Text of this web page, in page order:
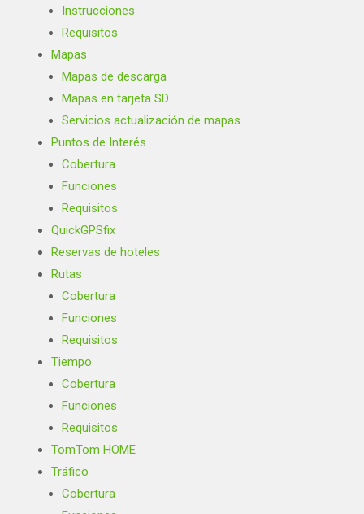
Instrucciones
Requisitos
Mapas
Mapas de descarga
Mapas en tarjeta SD
Servicios actualización de mapas
Puntos de Interés
Cobertura
Funciones
Requisitos
QuickGPSfix
Reservas de hoteles
Rutas
Cobertura
Funciones
Requisitos
Tiempo
Cobertura
Funciones
Requisitos
TomTom HOME
Tráfico
Cobertura